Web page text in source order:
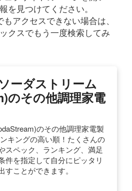
を見つけてください。
もアクセスできない場合は、
クスでもう一度検索してみ
ーダストリーム
のその他調理家電
のその他調理家電製
キングの高い順！たくさんの
スペック、ランキング、満足
件を指定して自分にピッタリ
ことができます。